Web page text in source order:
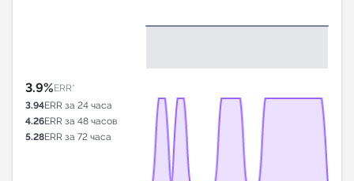
3.9%ERR*
3.94ERR за 24 часа
4.26ERR за 48 часов
5.28ERR за 72 часа